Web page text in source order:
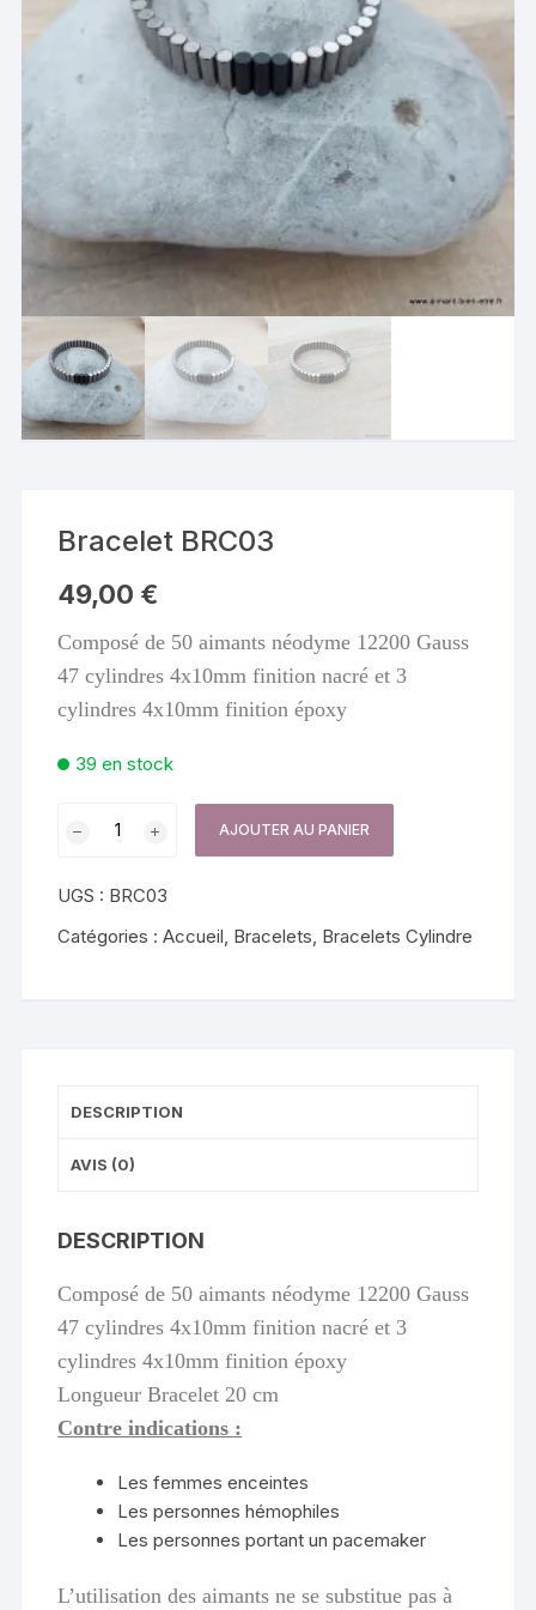
Bracelet BRC03
49,00 €
Composé de 50 aimants néodyme 12200 Gauss
47 cylindres 4x10mm finition nacré et 3
cylindres 4x10mm finition époxy
39 en stock
BRC03
AJOUTER AU PANIER
UGS : BRC03
Catégories :Accueil, Bracelets, Bracelets Cylindre
DESCRIPTION
AVIS (0)
DESCRIPTION
Composé de 50 aimants néodyme 12200 Gauss
47 cylindres 4x10mm finition nacré et 3
cylindres 4x10mm finition époxy
Longueur Bracelet 20 cm
Contre indications :
Les femmes enceintes
Les personnes hémophiles
Les personnes portant un pacemaker
L’utilisation des aimants ne se substitue pas à